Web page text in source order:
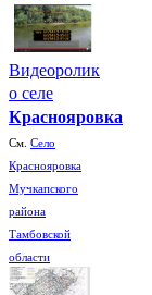
Видеоролик
о селе
Краснояровка
См. Село
Краснояровка
Мучкапского
района
Тамбовской
области